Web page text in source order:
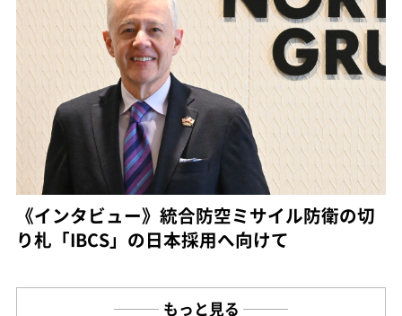
《インタビュー》統合防空ミサイル防衛の切
り札「IBCS」の日本採用へ向けて
もっと見る